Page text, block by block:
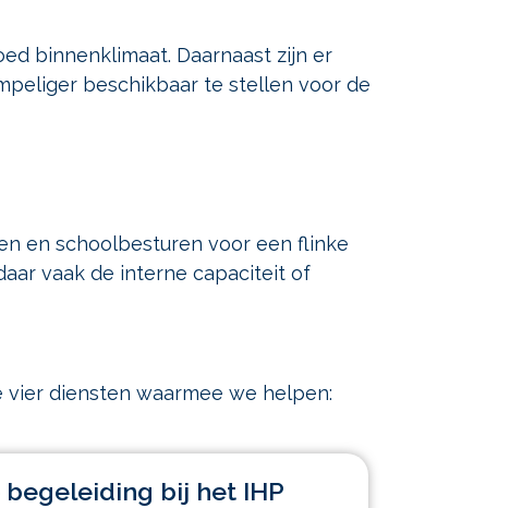
binnenklimaat. Daarnaast zijn er
beschikbaar te stellen voor de
en schoolbesturen voor een flinke
vaak de interne capaciteit of
vier diensten waarmee we helpen:
begeleiding bij het IHP